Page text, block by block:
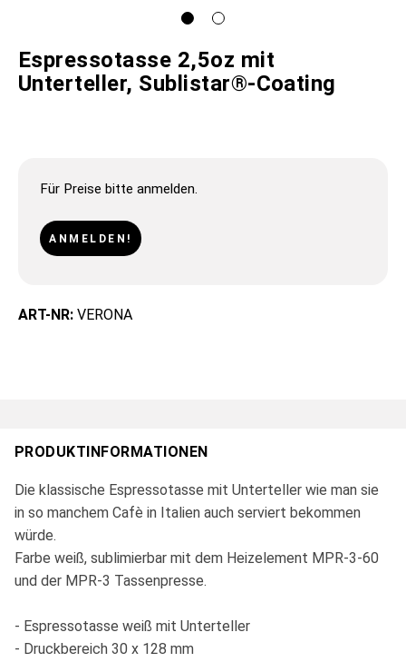
Espressotasse 2,5oz mit
Unterteller, Sublistar®-Coating
Für Preise bitte anmelden.
ANMELDEN!
ART-NR: VERONA
PRODUKTINFORMATIONEN
Die klassische Espressotasse mit Unterteller wie man sie
in so manchem Cafè in Italien auch serviert bekommen
würde.
Farbe weiß, sublimierbar mit dem Heizelement MPR-3-60
und der MPR-3 Tassenpresse.
- Espressotasse weiß mit Unterteller
- Druckbereich 30 x 128 mm